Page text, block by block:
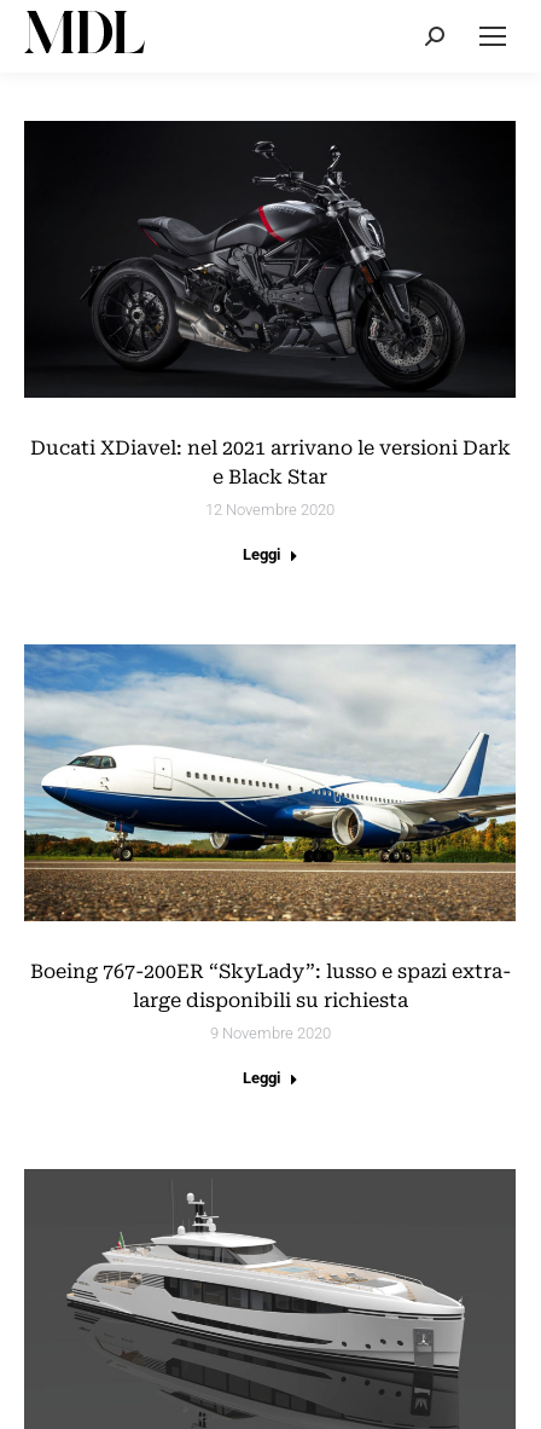
Cerca:
Ducati XDiavel: nel 2021 arrivano le versioni Dark
e Black Star
12 Novembre 2020
Leggi
Boeing 767-200ER “SkyLady”: lusso e spazi extra-
large disponibili su richiesta
9 Novembre 2020
Leggi